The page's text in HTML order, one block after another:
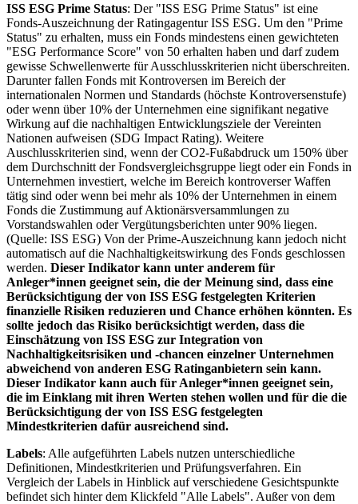
ISS ESG Prime Status: Der "ISS ESG Prime Status" ist eine
Fonds-Auszeichnung der Ratingagentur ISS ESG. Um den "Prime
Status" zu erhalten, muss ein Fonds mindestens einen gewichteten
"ESG Performance Score" von 50 erhalten haben und darf zudem
gewisse Schwellenwerte für Ausschlusskriterien nicht überschreiten.
Darunter fallen Fonds mit Kontroversen im Bereich der
internationalen Normen und Standards (höchste Kontroversenstufe)
oder wenn über 10% der Unternehmen eine signifikant negative
Wirkung auf die nachhaltigen Entwicklungsziele der Vereinten
Nationen aufweisen (SDG Impact Rating). Weitere
Auschlusskriterien sind, wenn der CO2-Fußabdruck um 150% über
dem Durchschnitt der Fondsvergleichsgruppe liegt oder ein Fonds in
Unternehmen investiert, welche im Bereich kontroverser Waffen
tätig sind oder wenn bei mehr als 10% der Unternehmen in einem
Fonds die Zustimmung auf Aktionärsversammlungen zu
Vorstandswahlen oder Vergütungsberichten unter 90% liegen.
(Quelle: ISS ESG) Von der Prime-Auszeichnung kann jedoch nicht
automatisch auf die Nachhaltigkeitswirkung des Fonds geschlossen
werden. Dieser Indikator kann unter anderem für
Anleger*innen geeignet sein, die der Meinung sind, dass eine
Berücksichtigung der von ISS ESG festgelegten Kriterien
finanzielle Risiken reduzieren und Chance erhöhen könnten. Es
sollte jedoch das Risiko berücksichtigt werden, dass die
Einschätzung von ISS ESG zur Integration von
Nachhaltigkeitsrisiken und -chancen einzelner Unternehmen
abweichend von anderen ESG Ratinganbietern sein kann.
Dieser Indikator kann auch für Anleger*innen geeignet sein,
die im Einklang mit ihren Werten stehen wollen und für die die
Berücksichtigung der von ISS ESG festgelegten
Mindestkriterien dafür ausreichend sind.
Labels: Alle aufgeführten Labels nutzen unterschiedliche
Definitionen, Mindestkriterien und Prüfungsverfahren. Ein
Vergleich der Labels in Hinblick auf verschiedene Gesichtspunkte
befindet sich hinter dem Klickfeld "Alle Labels". Außer von dem